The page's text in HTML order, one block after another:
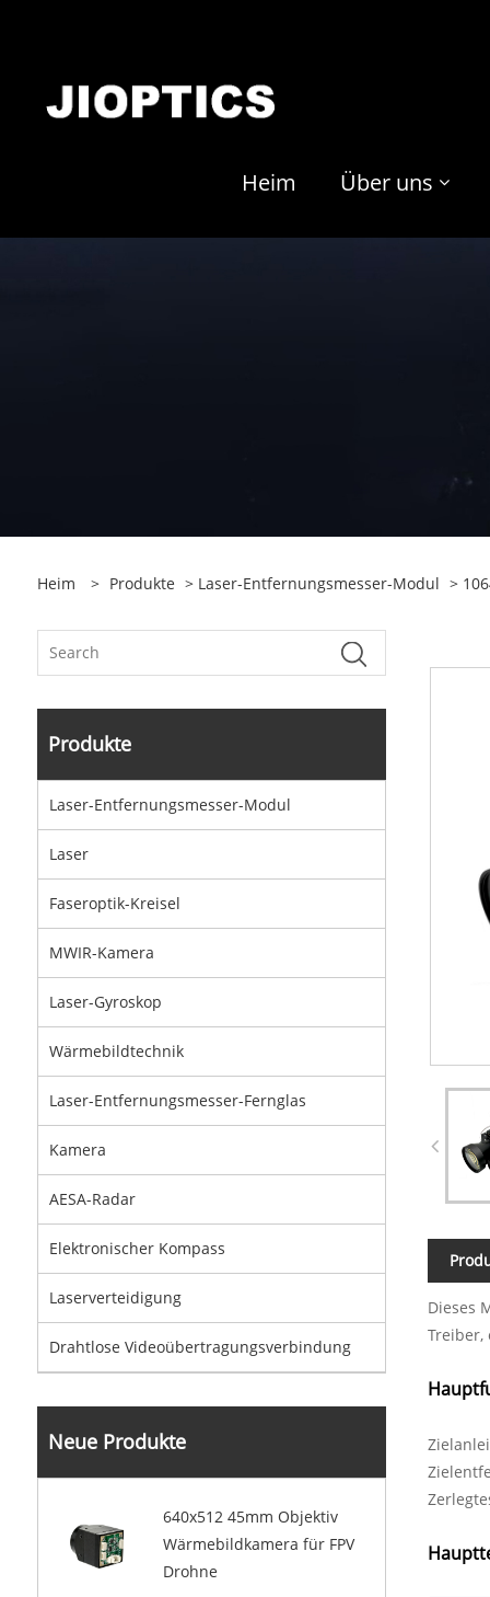
Heim Über uns
Heim > Produkte > Laser-Entfernungsmesser-Modul >
Produkte
Laser-Entfernungsmesser-Modul
Laser
Faseroptik-Kreisel
MWIR-Kamera
Laser-Gyroskop
Wärmebildtechnik
Laser-Entfernungsmesser-Fernglas
Kamera
AESA-Radar
Elektronischer Kompass
Laserverteidigung
Drahtlose Videoübertragungsverbindung
Neue Produkte
640x512 45mm Objektiv
Wärmebildkamera für FPV
Drohne
Dieses
Treiber,